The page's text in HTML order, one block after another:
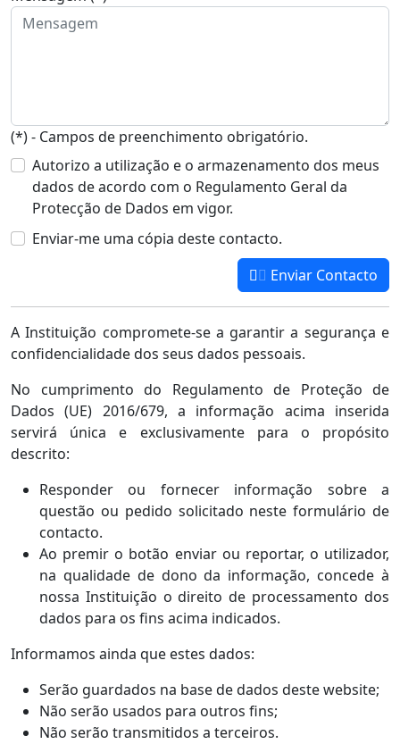
(*) - Campos de preenchimento obrigatório.
Autorizo a utilização e o armazenamento dos meus
dados de acordo com o Regulamento Geral da
Protecção de Dados em vigor.
Enviar-me uma cópia deste contacto.
Enviar Contacto
A Instituição compromete-se a garantir a segurança e
confidencialidade dos seus dados pessoais.
No cumprimento do Regulamento de Proteção de
Dados (UE) 2016/679, a informação acima inserida
servirá única e exclusivamente para o propósito
descrito:
Responder ou fornecer informação sobre a
questão ou pedido solicitado neste formulário de
contacto.
Ao premir o botão enviar ou reportar, o utilizador,
na qualidade de dono da informação, concede à
nossa Instituição o direito de processamento dos
dados para os fins acima indicados.
Informamos ainda que estes dados:
Serão guardados na base de dados deste website;
Não serão usados para outros fins;
Não serão transmitidos a terceiros.